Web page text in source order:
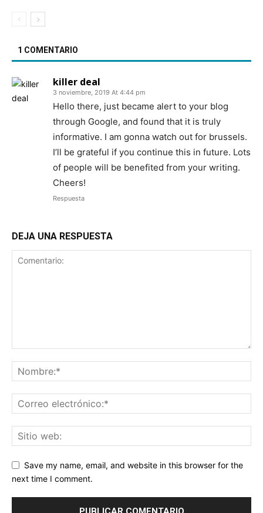
1 COMENTARIO
killer deal
3 noviembre, 2019 At 4:44 pm
Hello there, just became alert to your blog
through Google, and found that it is truly
informative. I am gonna watch out for brussels.
I’ll be grateful if you continue this in future. Lots
of people will be benefited from your writing.
Cheers!
Respuesta
DEJA UNA RESPUESTA
Save my name, email, and website in this browser for the
next time I comment.